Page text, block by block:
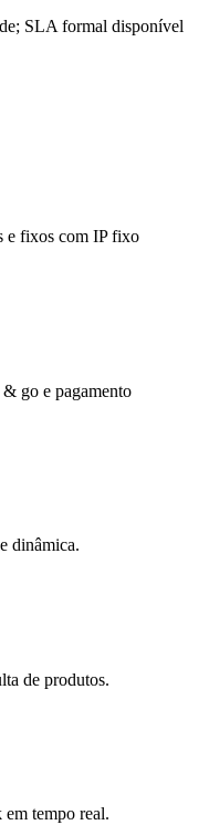
SLA formal disponível
e fixos com IP fixo
go e pagamento
dinâmica.
de produtos.
em tempo real.